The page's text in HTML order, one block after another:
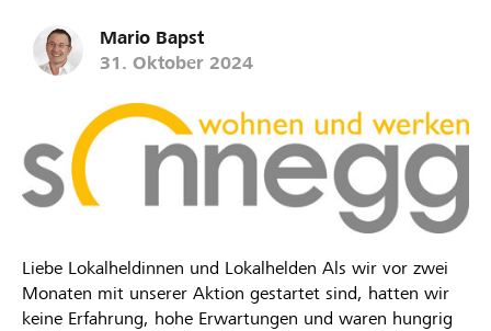
Mario Bapst
31. Oktober 2024
Liebe Lokalheldinnen und Lokalhelden Als wir vor zwei
Monaten mit unserer Aktion gestartet sind, hatten wir
keine Erfahrung, hohe Erwartungen und waren hungrig